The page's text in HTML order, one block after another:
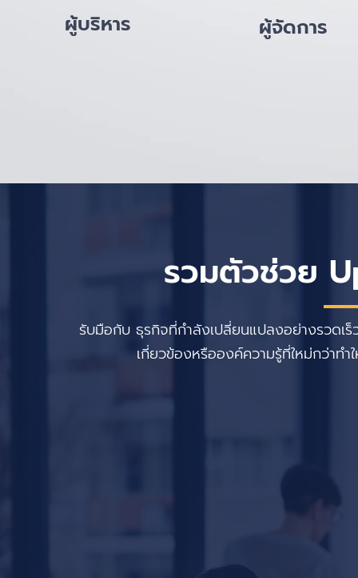
ผู้บริหาร ผู้จัดการ
รวมตัวช่วย
รับมือกับ ธุรกิจที่กำลังเปลี่ยนแปลงอย่างรวดเ
เกี่ยวข้องหรือองค์ความรู้ที่ใหม่กว่าท